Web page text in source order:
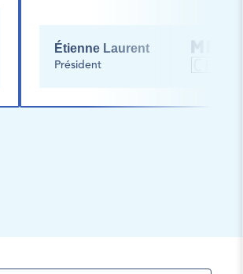
Étienne Laurent
Président